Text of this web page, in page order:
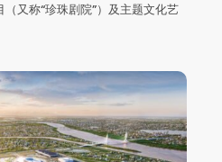
又称“珍珠剧院”）及主题文化艺